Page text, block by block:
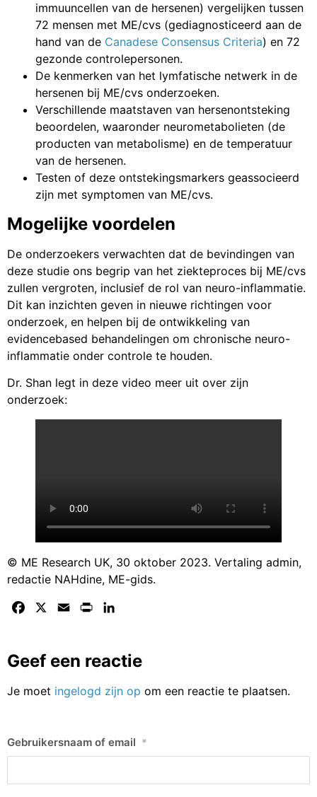
immuuncellen van de hersenen) vergelijken tussen
72 mensen met ME/cvs (gediagnosticeerd aan de
hand van de Canadese Consensus Criteria) en 72
gezonde controlepersonen.
De kenmerken van het lymfatische netwerk in de
hersenen bij ME/cvs onderzoeken.
Verschillende maatstaven van hersenontsteking
beoordelen, waaronder neurometabolieten (de
producten van metabolisme) en de temperatuur
van de hersenen.
Testen of deze ontstekingsmarkers geassocieerd
zijn met symptomen van ME/cvs.
Mogelijke voordelen
De onderzoekers verwachten dat de bevindingen van
deze studie ons begrip van het ziekteproces bij ME/cvs
zullen vergroten, inclusief de rol van neuro-inflammatie.
Dit kan inzichten geven in nieuwe richtingen voor
onderzoek, en helpen bij de ontwikkeling van
evidencebased behandelingen om chronische neuro-
inflammatie onder controle te houden.
Dr. Shan legt in deze video meer uit over zijn
onderzoek:
© ME Research UK, 30 oktober 2023. Vertaling admin,
redactie NAHdine, ME-gids.
Facebook Email Print
Geef een reactie
Je moet ingelogd zijn op om een reactie te plaatsen.
Gebruikersnaam of email *